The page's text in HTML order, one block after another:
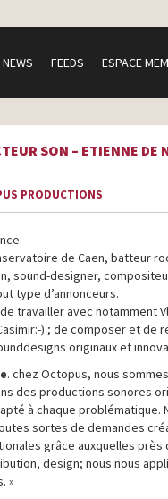
NEWS FEEDS ESPACE
SON – ETIENNE DE
PRODUCTIONS
de Caen, batteur
sound-designer,
type d’annonceurs.
travailler avec notamment
) ; de composer et de
originaux et
. chez Octopus, nous
des productions sonores
à chaque
sortes de demandes
grâce auxquelles près
design; nous nous
»